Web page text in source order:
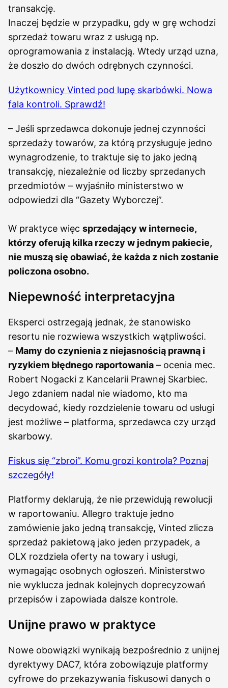
transakcję.
Inaczej będzie w przypadku, gdy w grę wchodzi
sprzedaż towaru wraz z usługą np.
oprogramowania z instalacją. Wtedy urząd uzna,
że doszło do dwóch odrębnych czynności.
Użytkownicy Vinted pod lupę skarbówki. Nowa
fala kontroli. Sprawdź!
– Jeśli sprzedawca dokonuje jednej czynności
sprzedaży towarów, za którą przysługuje jedno
wynagrodzenie, to traktuje się to jako jedną
transakcję, niezależnie od liczby sprzedanych
przedmiotów – wyjaśniło ministerstwo w
odpowiedzi dla “Gazety Wyborczej”.
W praktyce więc sprzedający w internecie,
którzy oferują kilka rzeczy w jednym pakiecie,
nie muszą się obawiać, że każda z nich zostanie
policzona osobno.
Niepewność interpretacyjna
Eksperci ostrzegają jednak, że stanowisko
resortu nie rozwiewa wszystkich wątpliwości.
– Mamy do czynienia z niejasnością prawną i
ryzykiem błędnego raportowania – ocenia mec.
Robert Nogacki z Kancelarii Prawnej Skarbiec.
Jego zdaniem nadal nie wiadomo, kto ma
decydować, kiedy rozdzielenie towaru od usługi
jest możliwe – platforma, sprzedawca czy urząd
skarbowy.
Fiskus się “zbroi”. Komu grozi kontrola? Poznaj
szczegóły!
Platformy deklarują, że nie przewidują rewolucji
w raportowaniu. Allegro traktuje jedno
zamówienie jako jedną transakcję, Vinted zlicza
sprzedaż pakietową jako jeden przypadek, a
OLX rozdziela oferty na towary i usługi,
wymagając osobnych ogłoszeń. Ministerstwo
nie wyklucza jednak kolejnych doprecyzowań
przepisów i zapowiada dalsze kontrole.
Unijne prawo w praktyce
Nowe obowiązki wynikają bezpośrednio z unijnej
dyrektywy DAC7, która zobowiązuje platformy
cyfrowe do przekazywania fiskusowi danych o